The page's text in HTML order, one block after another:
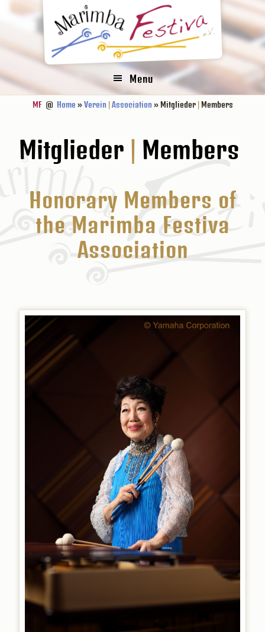
Hauptnavigation
Seitenspalte
Menu
MF@ Home »Verein Association» Mitglieder Members
Mitglieder | Members
Honorary Members of
the Marimba Festiva
Association